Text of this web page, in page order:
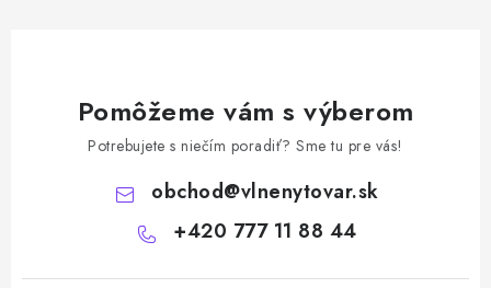
Pomôžeme vám s výberom
Potrebujete s niečím poradiť? Sme tu pre vás!
obchod@vlnenytovar.sk
+420 777 11 88 44